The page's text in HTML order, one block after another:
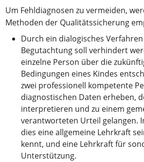
Um Fehldiagnosen zu vermeiden,
Methoden der Qualitätssicherung
Durch ein dialogisches
Begutachtung soll verhindert
einzelne Person über die
Bedingungen eines Kindes
zwei professionell kompetente
diagnostischen Daten erheben,
interpretieren und zu einem
verantworteten Urteil gelangen.
dies eine allgemeine Lehrkraft
kennt, und eine Lehrkraft für
Unterstützung.